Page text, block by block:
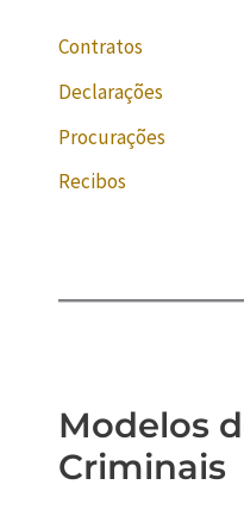
Contratos
Declarações
Procurações
Recibos
Modelos
Criminais